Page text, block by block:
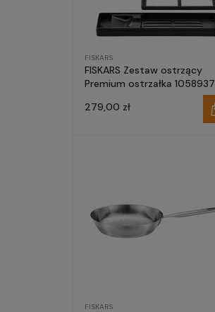
FISKARS
FISKARS Zestaw ostrzący
Premium ostrzałka 1058937
279,00 zł
FISKARS